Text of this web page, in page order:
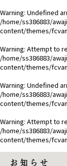
Warning: Undefined
/home/ss386883/
content/themes/
Warning: Attempt to
/home/ss386883/
content/themes/
Warning: Undefined
/home/ss386883/
content/themes/
Warning: Attempt to
/home/ss386883/
content/themes/
お 知 ら せ